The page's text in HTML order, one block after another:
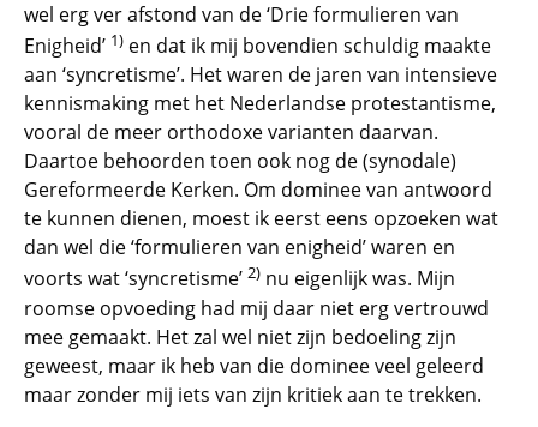
wel erg ver afstond van de ‘Drie formulieren van
Enigheid’ 1) en dat ik mij bovendien schuldig maakte
aan ‘syncretisme’. Het waren de jaren van intensieve
kennismaking met het Nederlandse protestantisme,
vooral de meer orthodoxe varianten daarvan.
Daartoe behoorden toen ook nog de (synodale)
Gereformeerde Kerken. Om dominee van antwoord
te kunnen dienen, moest ik eerst eens opzoeken wat
dan wel die ‘formulieren van enigheid’ waren en
voorts wat ‘syncretisme’ 2) nu eigenlijk was. Mijn
roomse opvoeding had mij daar niet erg vertrouwd
mee gemaakt. Het zal wel niet zijn bedoeling zijn
geweest, maar ik heb van die dominee veel geleerd
maar zonder mij iets van zijn kritiek aan te trekken.